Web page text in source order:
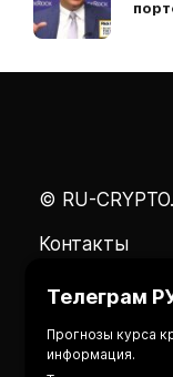
© RU-
Контакты
Телеграм
Прогнозы курса
информация.